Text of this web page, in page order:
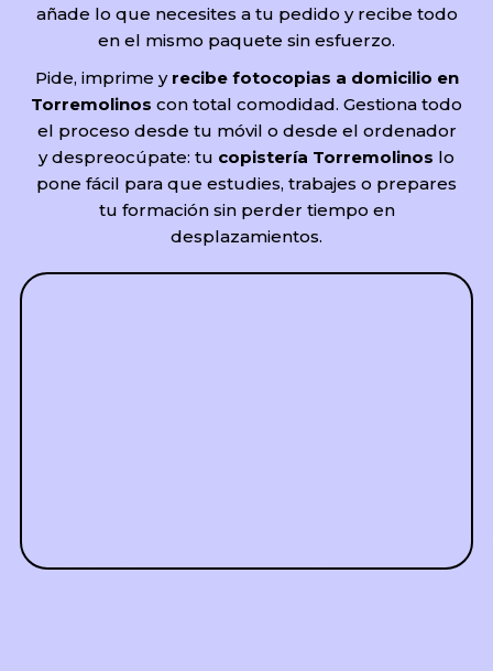
añade lo que necesites a tu pedido y recibe todo
en el mismo paquete sin esfuerzo.
Pide, imprime y recibe fotocopias a domicilio en
Torremolinos con total comodidad. Gestiona todo
el proceso desde tu móvil o desde el ordenador
y despreocúpate: tu copistería Torremolinos lo
pone fácil para que estudies, trabajes o prepares
tu formación sin perder tiempo en
desplazamientos.